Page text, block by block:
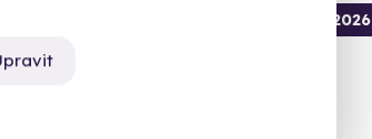
Volný termín už 08. 08. 2026